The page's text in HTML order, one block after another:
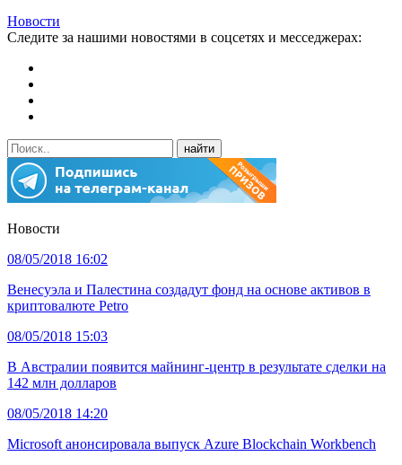
Новости
Следите за нашими новостями в соцсетях и месседжерах:
Новости
08/05/2018 16:02
Венесуэла и Палестина создадут фонд на основе активов в
криптовалюте Petro
08/05/2018 15:03
В Австралии появится майнинг-центр в результате сделки на
142 млн долларов
08/05/2018 14:20
Microsoft анонсировала выпуск Azure Blockchain Workbench